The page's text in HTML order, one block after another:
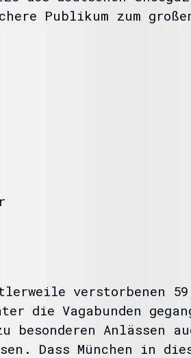
Publikum zum
verstorbenen
die Vagabunden
Anlässen
Dass München in